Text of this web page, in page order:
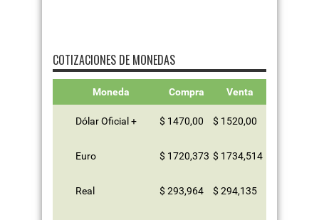
COTIZACIONES DE MONEDAS
Moneda Compra Venta
Dólar Oficial + $ 1470,00 $ 1520,00
Euro $ 1720,373 $ 1734,514
Real $ 293,964 $ 294,135